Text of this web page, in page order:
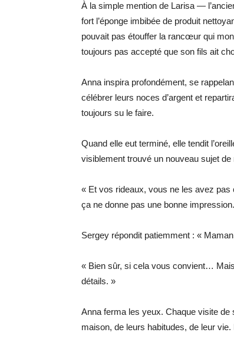
À la simple mention de Larisa —
fort l’éponge imbibée de produit
pouvait pas étouffer la rancœur qui
toujours pas accepté que son fils ait
Anna inspira profondément, se
célébrer leurs noces d’argent et
toujours su le faire.
Quand elle eut terminé, elle tendit
visiblement trouvé un nouveau sujet de
« Et vos rideaux, vous ne les avez
ça ne donne pas une bonne
Sergey répondit patiemment : «
« Bien sûr, si cela vous convient…
détails. »
Anna ferma les yeux. Chaque visite
maison, de leurs habitudes, de leur